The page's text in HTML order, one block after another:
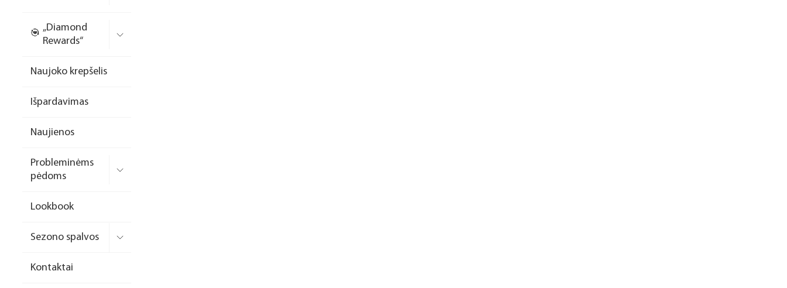
formelės/priedai
Dildės
Įrankiai
Laufwunder pėdų priežiūra
priemonės
„Diamond
Rewards“
Naujoko krepšelis
Išpardavimas
Naujienos
Probleminėms
pėdoms
Lookbook
Sezono spalvos
Kontaktai